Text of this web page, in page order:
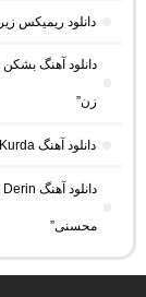
دانلود ریمیکس
دانلود آهنگ
زن”
دانلود آهنگ Dawet a Kurda از Delal “هوش مصنوعی کرد ترند اینستا”
محسنی”